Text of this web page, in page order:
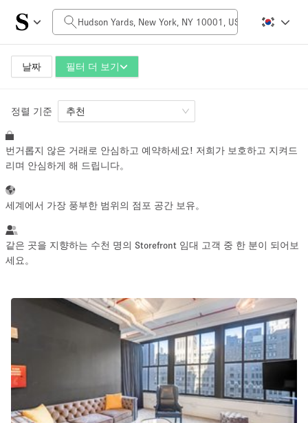
날짜 필터 더 보기
일일 비용
$0
공간 크기
100 sq ft 5000+ sq ft
~ 13 명
Conference Meeting Office Shop Share
공간 유형
정렬 기준 추천
번거롭지 않은 거래로 안심하고 예약하세요! 저희가 보호하고 지켜드
리며 안심하게 해 드립니다。
세계에서 가장 풍부한 범위의 점포 공간 보유。
같은 곳을 지향하는 수천 명의 Storefront 임대 고객 중 한 분이 되어보
세요。